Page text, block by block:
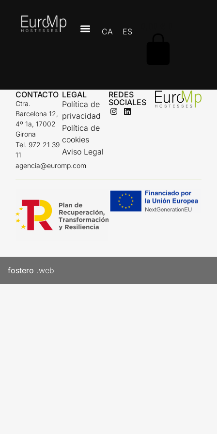
CA ES
Hello world!
CONTACTO
Ctra.
Barcelona 12,
4º 1a, 17002
Girona
Tel. 972 21 39
11
agencia@euromp.com
LEGAL
Política de
privacidad
Política de
cookies
Aviso Legal
REDES
SOCIALES
fostero .web